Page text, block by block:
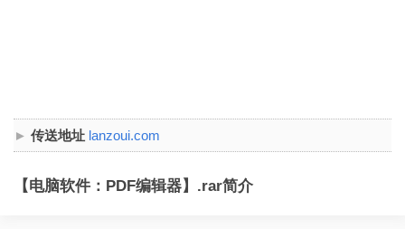
传送地址 lanzoui.com
【电脑软件：PDF编辑器】.rar简介